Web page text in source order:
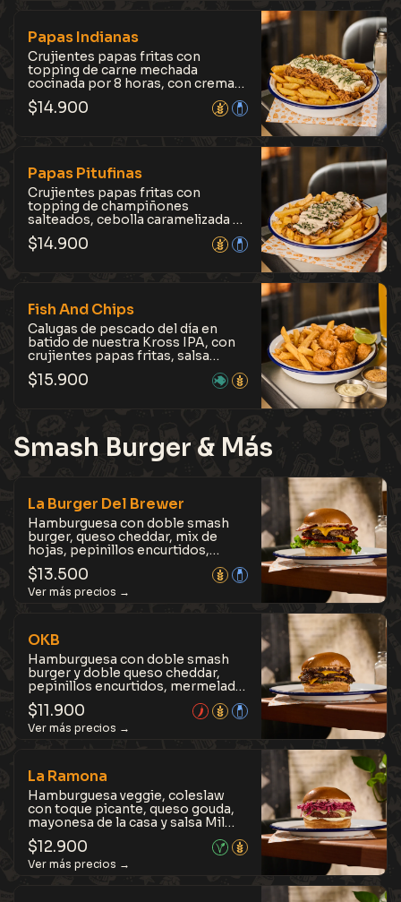
Papas Indianas
Crujientes papas fritas con
topping de carne mechada
cocinada por 8 horas, con crema
ácida y perejil. Las favoritas de
todos.
$14.900
Papas Pitufinas
Crujientes papas fritas con
topping de champiñones
salteados, cebolla caramelizada y
salsa de queso azul, terminadas
con ciboulette. Nuestras clásicas
$14.900
Fish And Chips
Calugas de pescado del día en
batido de nuestra Kross IPA, con
crujientes papas fritas, salsa
tártara, gajos de limón y una
cremosa mayo merkén. Crujientes
$15.900
Smash Burger & Más
La Burger Del Brewer
Hamburguesa con doble smash
burger, queso cheddar, mix de
hojas, pepinillos encurtidos,
cebolla morada, tocino laminado,
tomate y salsa Brewer, en pan
brioche tostado con mantequilla.
$13.500
OKB
Hamburguesa con doble smash
burger y doble queso cheddar,
pepinillos encurtidos, mermelada
de tocino y salsa Mil Islas, en pan
brioche tostado con mantequilla.
Jugosa, intensa y llena sabores
$11.900
La Ramona
Hamburguesa veggie, coleslaw
con toque picante, queso gouda,
mayonesa de la casa y salsa Mil
Islas, en pan brioche tostado con
mantequilla. Sabrosa y equilibrada,
con el toque justo de frescura y
$12.900